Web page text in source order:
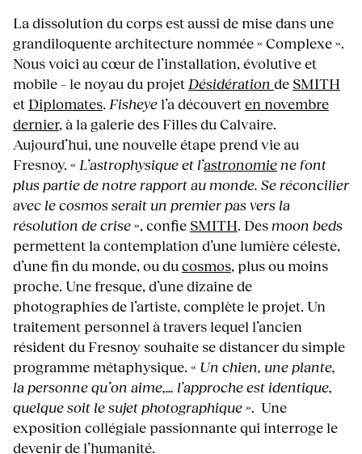
La dissolution du corps est aussi de mise dans une
grandiloquente architecture nommée « Complexe ».
Nous voici au cœur de l’installation, évolutive et
mobile – le noyau du projet Désidération de SMITH
et Diplomates. Fisheyel’a découverten novembre
dernier, à la galerie des Filles du Calvaire.
Aujourd’hui, une nouvelle étape prend vie au
Fresnoy. « L’astrophysique et l’astronomie ne font
plus partie de notre rapport au monde. Se réconcilier
avec le cosmos serait un premier pas vers la
résolution de crise», confie SMITH. Des moon beds
permettent la contemplation d’une lumière céleste,
d’une fin du monde, ou ducosmos, plus ou moins
proche. Une fresque, d’une dizaine de
photographies de l’artiste, complète le projet. Un
traitement personnel à travers lequel l’ancien
résident du Fresnoy souhaite se distancer du simple
programme métaphysique. « Un chien, une plante,
la personne qu’on aime,… l’approche est identique,
quelque soit le sujet photographique». Une
exposition collégiale passionnante qui interroge le
devenir de l’humanité.